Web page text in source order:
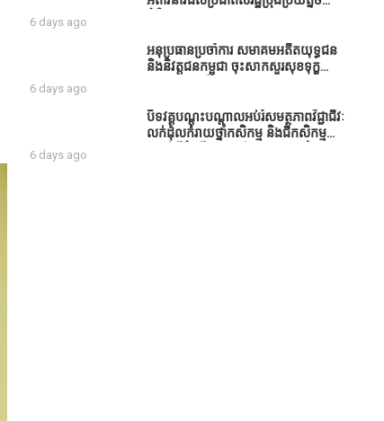
6 days ago
អនុប្រធានប្រចាំការ សមាគមអតីតយុទ្ធជន
និងនិវត្តជនកម្ពុជា ចុះសាកសួរសុខទុក្ខ
អភិវឌ្ឍន៍អតីតយុទ្ធជន មរតកតេជោធិបតី
ថ្លុកកព្រីង
6 days ago
បិទវគ្គបណ្តុះបណ្តាលអប់រំសមត្ថភាពវិជ្ជាជីវៈ
លក់ដុំលក់រាយថ្នាំកសិកម្ម និងជីកសិកម្ម
6 days ago